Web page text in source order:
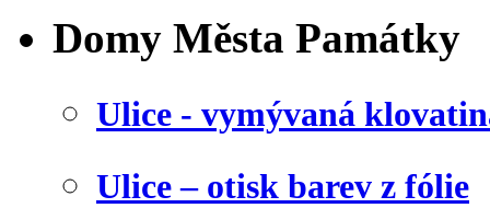
Domy Města Památky
Ulice - vymývaná
Ulice – otisk barev z fólie